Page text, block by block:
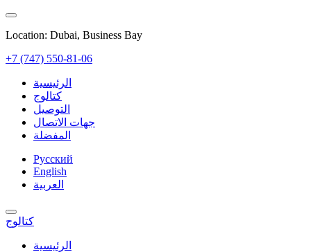
Location: Dubai, Business Bay
+7 (747) 550-81-06
الرئيسية
كتالوج
التوصيل
جهات الاتصال
المفضلة
Русский
English
العربية
كتالوج
الرئيسية